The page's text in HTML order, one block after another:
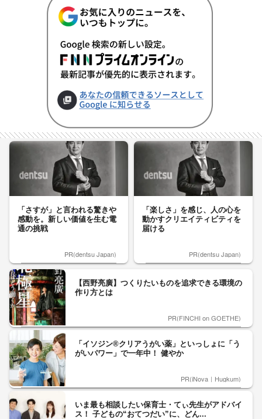
「さすが」と言われる驚きや
感動を。新しい価値を生む電
通の挑戦
PR(dentsu Japan)
「楽しさ」を感じ、人の心を
動かすクリエイティビティを
届ける
PR(dentsu Japan)
【西野亮廣】つくりたいものを追求できる環境の
作り方とは
PR(FINCHI on GOETHE)
「イソジン®クリアうがい薬」といっしょに「う
がいパワー」で一年中！ 健やか
PR(iNova｜Hugkum)
いま最も相談したい保育士・てぃ先生がアドバイ
ス！ 子どもの“おてつだい”に、どん...